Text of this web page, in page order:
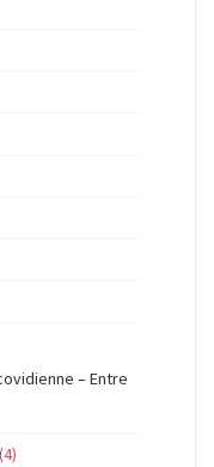
– Entre
(4)